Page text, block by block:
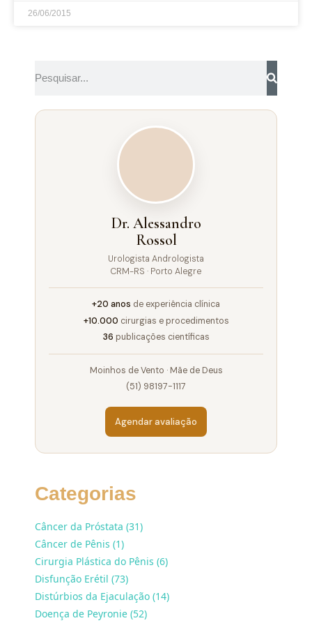
26/06/2015
Dr. Alessandro
Rossol
Urologista Andrologista
CRM-RS · Porto Alegre
+20 anos de experiência clínica
+10.000 cirurgias e procedimentos
36 publicações científicas
Moinhos de Vento · Mãe de Deus
(51) 98197-1117
Agendar avaliação
Categorias
Câncer da Próstata (31)
Câncer de Pênis (1)
Cirurgia Plástica do Pênis (6)
Disfunção Erétil (73)
Distúrbios da Ejaculação (14)
Doença de Peyronie (52)